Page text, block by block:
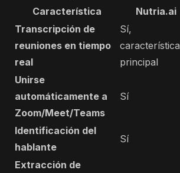
Característica Nutria.ai
Transcripción de
reuniones en tiempo
real
Sí,
característica
principal
Unirse
automáticamente a
Zoom/Meet/Teams
Sí
Identificación del
hablante
Sí
Extracción de